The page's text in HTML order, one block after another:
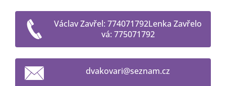
Václav Zavřel: 774071792Lenka Zavřelo
vá: 775071792
dvakovari@seznam.cz